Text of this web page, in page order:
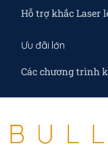
Hỗ trợ khắc Laser
Ưu đãi lớn
Các chương trình